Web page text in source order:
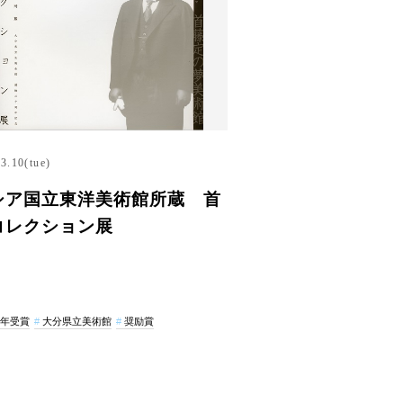
ア国立東洋美術館所蔵 首
レクション展
受賞 大分県立美術館 奨励賞